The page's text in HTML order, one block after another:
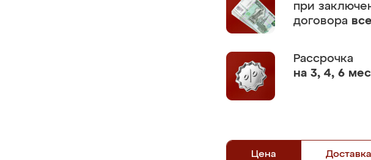
при
договора
Рассрочка
на 3, 4, 6
Цена Доставка